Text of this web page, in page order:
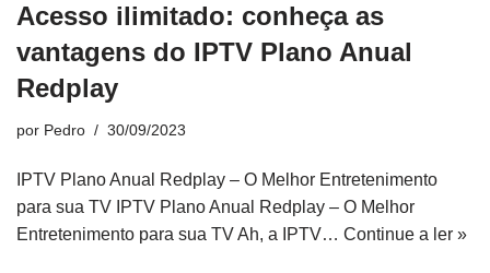
Acesso ilimitado: conheça as
vantagens do IPTV Plano Anual
Redplay
por Pedro 30/09/2023
IPTV Plano Anual Redplay – O Melhor Entretenimento
para sua TV IPTV Plano Anual Redplay – O Melhor
Entretenimento para sua TV Ah, a IPTV… Continue a ler »